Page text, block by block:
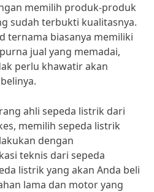
memilih produk-produk
sudah terbukti kualitasnya.
ternama biasanya memiliki
jual yang memadai,
perlu khawatir akan
ahli sepeda listrik dari
memilih sepeda listrik
dengan
teknis dari sepeda
listrik yang akan Anda beli
lama dan motor yang